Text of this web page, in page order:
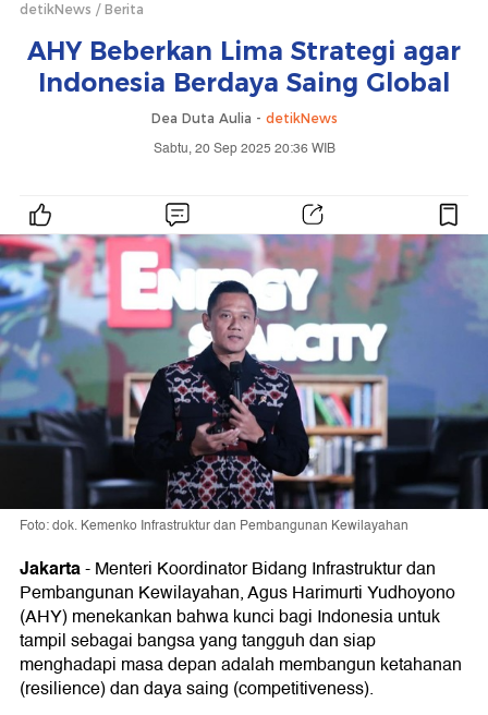
detikNews Berita
AHY Beberkan Lima Strategi agar
Indonesia Berdaya Saing Global
Dea Duta Aulia - detikNews
Sabtu, 20 Sep 2025 20:36 WIB
Foto: dok. Kemenko Infrastruktur dan Pembangunan Kewilayahan
Jakarta-Menteri Koordinator Bidang Infrastruktur dan
Pembangunan Kewilayahan, Agus Harimurti Yudhoyono
(AHY) menekankan bahwa kunci bagi Indonesia untuk
tampil sebagai bangsa yang tangguh dan siap
menghadapi masa depan adalah membangun ketahanan
(resilience) dan daya saing (competitiveness).